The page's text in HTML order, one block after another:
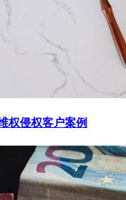
权侵权客户案例